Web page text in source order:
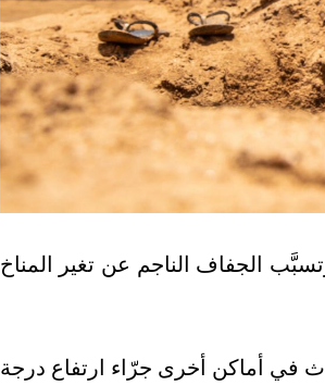
الجفاف الناجم عن تغير المناخ
في أماكن أخرى جرّاء ارتفاع درجة